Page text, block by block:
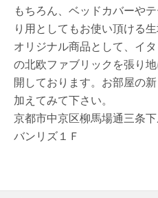
もちろん、ベッドカバーや
り用としてもお使い頂ける
オリジナル商品として、イ
の北欧ファブリックを張り
開しております。お部屋の
加えてみて下さい。
京都市中京区柳馬場通三条
バンリズ１Ｆ